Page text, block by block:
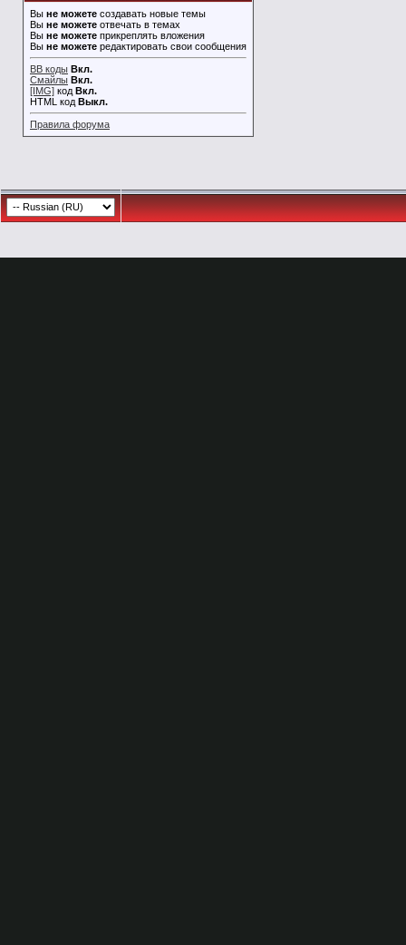
Вы не можете создавать новые темы
Вы не можете отвечать в темах
Вы не можете прикреплять вложения
Вы не можете редактировать свои сообщения
BB коды Вкл.
Смайлы Вкл.
[IMG] код Вкл.
HTML код Выкл.
Правила форума